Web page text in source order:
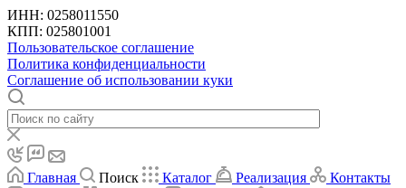
ИНН: 0258011550
КПП: 025801001
Пользовательское соглашение
Политика конфиденциальности
Соглашение об использовании куки
Главная Поиск Каталог Реализация
Контакты